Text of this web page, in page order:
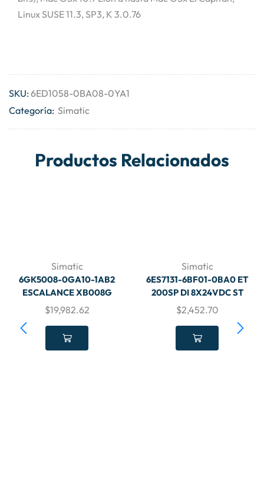
Linux SUSE 11.3, SP3, K 3.0.76
SKU:6ED1058-0BA08-0YA1
Categoría: Simatic
Productos Relacionados
Simatic
6GK5008-0GA10-1AB2
ESCALANCE XB008G
$19,982.62
Simatic
6ES7131-6BF01-0BA0 ET
200SP DI 8X24VDC ST
$2,452.70